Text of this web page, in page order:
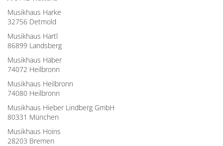
Musikhaus Harke
32756 Detmold
Musikhaus Hartl
86899 Landsberg
Musikhaus Häber
74072 Heilbronn
Musikhaus Heilbronn
74080 Heilbronn
Musikhaus Hieber Lindberg GmbH
80331 München
Musikhaus Hoins
28203 Bremen